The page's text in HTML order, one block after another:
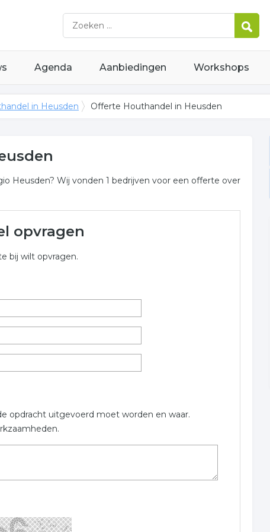
Agenda Aanbiedingen Workshops
in Heusden Offerte Houthandel in Heusden
Heusden? Wij vonden 1 bedrijven voor een offerte over
onderstaand formulier welke verwant is aan houthandel
bouwmarkt houthandel
opvragen
bij wilt opvragen.
opdracht uitgevoerd moet worden en waar.